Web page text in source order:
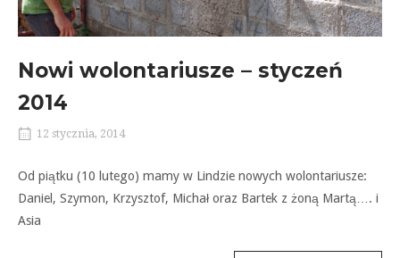
Nowi wolontariusze – styczeń
2014
12 stycznia, 2014
Od piątku (10 lutego) mamy w Lindzie nowych wolontariusze:
Daniel, Szymon, Krzysztof, Michał oraz Bartek z żoną Martą…. i
Asia